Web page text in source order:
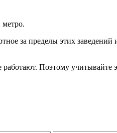
за пределы этих
Поэтому учитывайте